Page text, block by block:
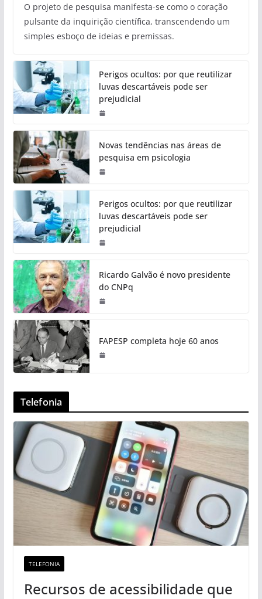
O projeto de pesquisa manifesta-se como o coração
pulsante da inquirição científica, transcendendo um
simples esboço de ideias e premissas.
Perigos ocultos: por que reutilizar
luvas descartáveis pode ser
prejudicial
Novas tendências nas áreas de
pesquisa em psicologia
Perigos ocultos: por que reutilizar
luvas descartáveis pode ser
prejudicial
Ricardo Galvão é novo presidente
do CNPq
FAPESP completa hoje 60 anos
Telefonia
TELEFONIA
Recursos de acessibilidade que